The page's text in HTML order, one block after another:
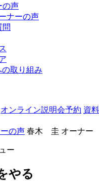
の声
ナーの声
問
の取り組み
オンライン説明会予約 資
の声 春木 圭 オーナー
ー
やる